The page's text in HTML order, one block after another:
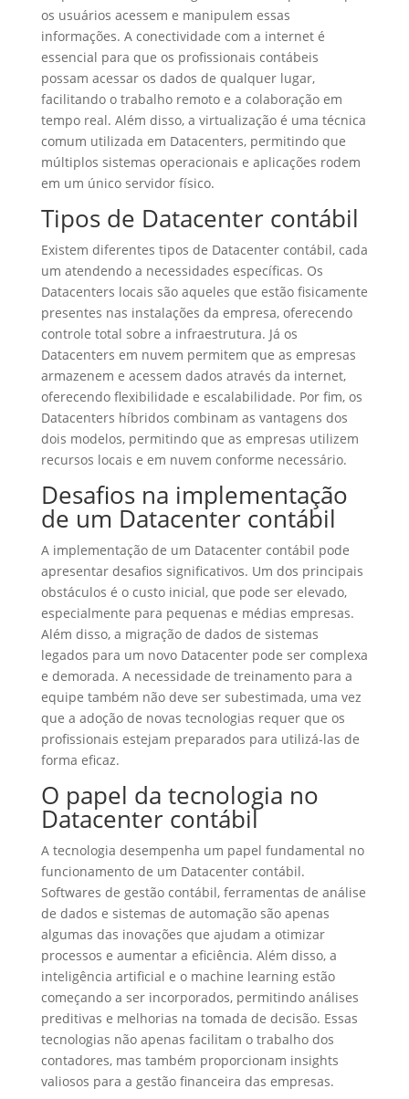
os usuários acessem e manipulem essas
informações. A conectividade com a internet é
essencial para que os profissionais contábeis
possam acessar os dados de qualquer lugar,
facilitando o trabalho remoto e a colaboração em
tempo real. Além disso, a virtualização é uma técnica
comum utilizada em Datacenters, permitindo que
múltiplos sistemas operacionais e aplicações rodem
em um único servidor físico.
Tipos de Datacenter contábil
Existem diferentes tipos de Datacenter contábil, cada
um atendendo a necessidades específicas. Os
Datacenters locais são aqueles que estão fisicamente
presentes nas instalações da empresa, oferecendo
controle total sobre a infraestrutura. Já os
Datacenters em nuvem permitem que as empresas
armazenem e acessem dados através da internet,
oferecendo flexibilidade e escalabilidade. Por fim, os
Datacenters híbridos combinam as vantagens dos
dois modelos, permitindo que as empresas utilizem
recursos locais e em nuvem conforme necessário.
Desafios na implementação
de um Datacenter contábil
A implementação de um Datacenter contábil pode
apresentar desafios significativos. Um dos principais
obstáculos é o custo inicial, que pode ser elevado,
especialmente para pequenas e médias empresas.
Além disso, a migração de dados de sistemas
legados para um novo Datacenter pode ser complexa
e demorada. A necessidade de treinamento para a
equipe também não deve ser subestimada, uma vez
que a adoção de novas tecnologias requer que os
profissionais estejam preparados para utilizá-las de
forma eficaz.
O papel da tecnologia no
Datacenter contábil
A tecnologia desempenha um papel fundamental no
funcionamento de um Datacenter contábil.
Softwares de gestão contábil, ferramentas de análise
de dados e sistemas de automação são apenas
algumas das inovações que ajudam a otimizar
processos e aumentar a eficiência. Além disso, a
inteligência artificial e o machine learning estão
começando a ser incorporados, permitindo análises
preditivas e melhorias na tomada de decisão. Essas
tecnologias não apenas facilitam o trabalho dos
contadores, mas também proporcionam insights
valiosos para a gestão financeira das empresas.